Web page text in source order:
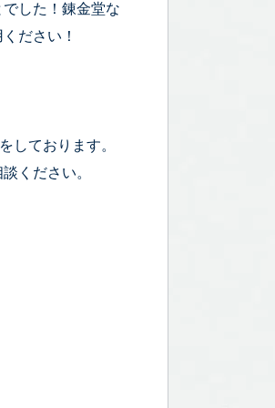
した！錬金堂な
ださい！
しております。
ください。